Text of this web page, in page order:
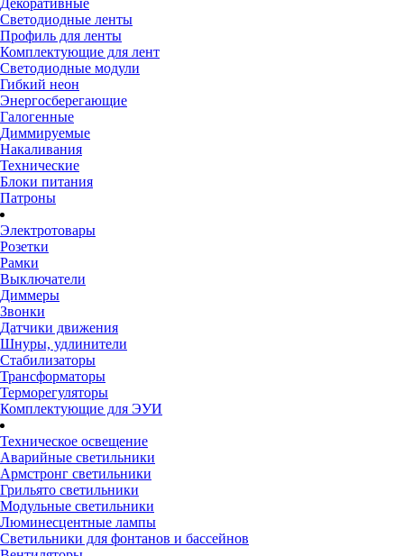
Декоративные
Светодиодные ленты
Профиль для ленты
Комплектующие для лент
Светодиодные модули
Гибкий неон
Энергосберегающие
Галогенные
Диммируемые
Накаливания
Технические
Блоки питания
Патроны
Электротовары
Розетки
Рамки
Выключатели
Диммеры
Звонки
Датчики движения
Шнуры, удлинители
Стабилизаторы
Трансформаторы
Терморегуляторы
Комплектующие для ЭУИ
Техническое освещение
Аварийные светильники
Армстронг светильники
Грильято светильники
Модульные светильники
Люминесцентные лампы
Светильники для фонтанов и бассейнов